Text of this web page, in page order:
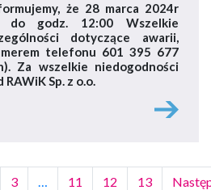
że 28 marca 2024r
do godz. 12:00 Wszelkie
dotyczące awarii,
telefonu 601 395 677
Za wszelkie niedogodności
Sp. z o.o.
3 … 11 12 13